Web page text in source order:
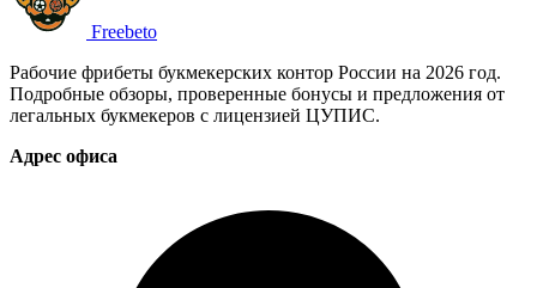
Freebeto
Рабочие фрибеты букмекерских контор России на 2026 год.
Подробные обзоры, проверенные бонусы и предложения от
легальных букмекеров с лицензией ЦУПИС.
Адрес офиса